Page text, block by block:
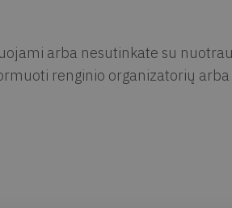
arba nesutinkate su
renginio organizatorių arba